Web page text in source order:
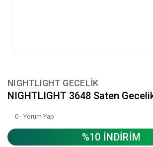
NIGHTLIGHT GECELİK
NIGHTLIGHT 3648 Saten
0 - Yorum Yap
%10 İNDİRİM